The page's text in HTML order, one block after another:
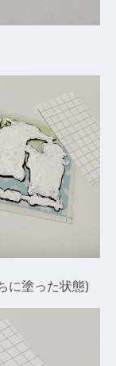
に塗った状態)